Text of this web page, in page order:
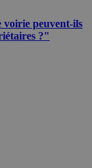
voirie peuvent-ils
?"